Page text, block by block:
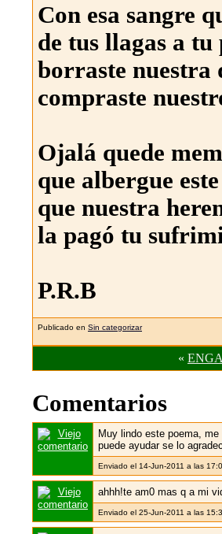
Con esa sangre
de tus llagas a tu
borraste nuestra
compraste
Ojalá quede
que albergue
que nuestra
la pagó tu
P.R.B
Publicado en Sin categorizar
«
Comentarios
Muy lindo este poema,
puede ayudar se lo
Enviado el 14-Jun-2011 a las
ahhh!te am0 mas q a mi
Enviado el 25-Jun-2011 a las